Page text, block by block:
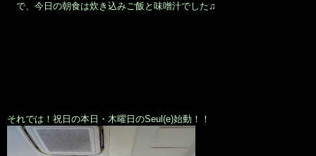
で、今日の朝食は炊き込みご飯と味噌汁でした♫
それでは！祝日の本日・木曜日のSeul(e)始動！！